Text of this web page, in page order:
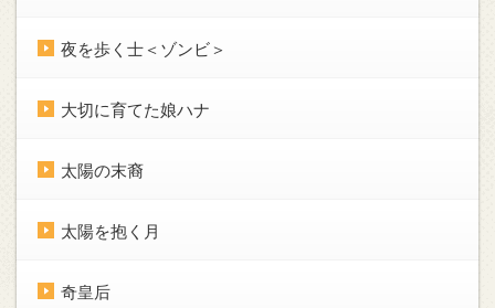
夜を歩く士＜ゾンビ＞
大切に育てた娘ハナ
太陽の末裔
太陽を抱く月
奇皇后